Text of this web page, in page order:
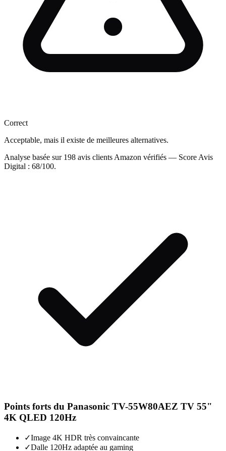
Correct
Acceptable, mais il existe de meilleures alternatives.
Analyse basée sur 198 avis clients Amazon vérifiés — Score Avis
Digital : 68/100.
Points forts du Panasonic TV-55W80AEZ TV 55"
4K QLED 120Hz
✓Image 4K HDR très convaincante
✓Dalle 120Hz adaptée au gaming